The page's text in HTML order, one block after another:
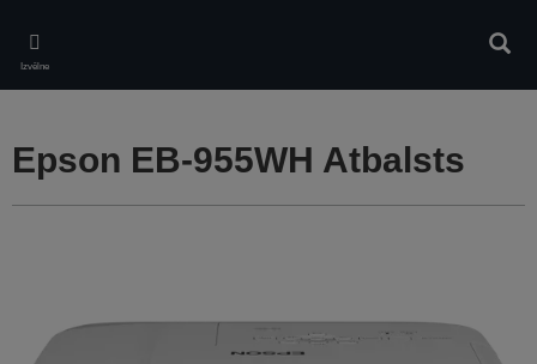
main
content
Izvēlne
Epson EB-955WH Atbalsts